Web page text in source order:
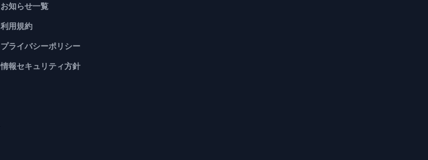
お知らせ一覧
利用規約
プライバシーポリシー
情報セキュリティ方針